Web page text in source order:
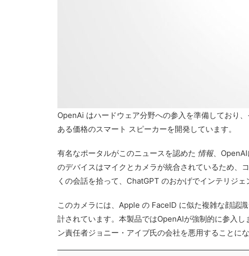
OpenAi はハードウェア分野への参入を準備しており
ある価格のスマート スピーカーを開発しています。
有名なポータルがこのニュースを認めた 情報、
のデバイスはマイクとカメラが統合されているため、
くの会話を拾って、ChatGPT のおかげでインテリジェ
このカメラには、Apple の FaceID に似た複雑な顔認
計されています。本製品ではOpenAIが強制的に参入し
ン責任者ジョニー・アイブ氏の会社を悪用することにな